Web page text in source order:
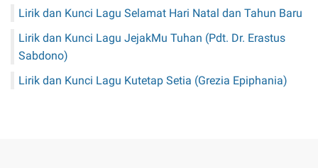
Lirik dan Kunci Lagu Selamat Hari Natal dan Tahun Baru
Lirik dan Kunci Lagu JejakMu Tuhan (Pdt. Dr. Erastus
Sabdono)
Lirik dan Kunci Lagu Kutetap Setia (Grezia Epiphania)